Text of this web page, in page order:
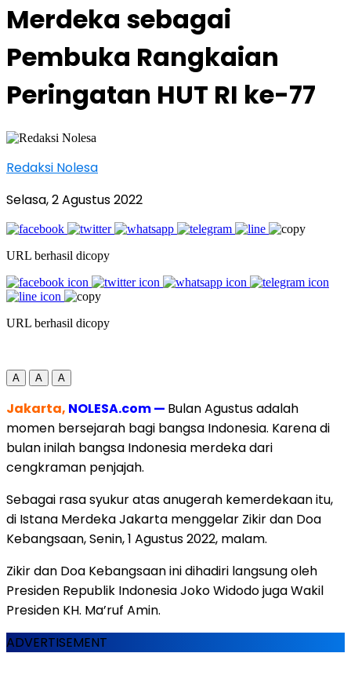
Merdeka sebagai
Pembuka Rangkaian
Peringatan HUT RI ke-77
Redaksi Nolesa
Selasa, 2 Agustus 2022
URL berhasil dicopy
URL berhasil dicopy
A A A
Jakarta, NOLESA.com — Bulan Agustus adalah
momen bersejarah bagi bangsa Indonesia. Karena di
bulan inilah bangsa Indonesia merdeka dari
cengkraman penjajah.
Sebagai rasa syukur atas anugerah kemerdekaan itu,
di Istana Merdeka Jakarta menggelar Zikir dan Doa
Kebangsaan, Senin, 1 Agustus 2022, malam.
Zikir dan Doa Kebangsaan ini dihadiri langsung oleh
Presiden Republik Indonesia Joko Widodo juga Wakil
Presiden KH. Ma’ruf Amin.
ADVERTISEMENT